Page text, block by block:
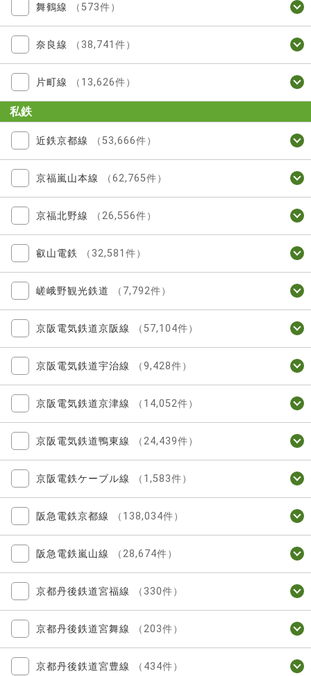
舞鶴線 （573件）
奈良線 （38,741件）
片町線 （13,626件）
私鉄
近鉄京都線 （53,666件）
京福嵐山本線 （62,765件）
京福北野線 （26,556件）
叡山電鉄 （32,581件）
嵯峨野観光鉄道 （7,792件）
京阪電気鉄道京阪線 （57,104件）
京阪電気鉄道宇治線 （9,428件）
京阪電気鉄道京津線 （14,052件）
京阪電気鉄道鴨東線 （24,439件）
京阪電鉄ケーブル線 （1,583件）
阪急電鉄京都線 （138,034件）
阪急電鉄嵐山線 （28,674件）
京都丹後鉄道宮福線 （330件）
京都丹後鉄道宮舞線 （203件）
京都丹後鉄道宮豊線 （434件）